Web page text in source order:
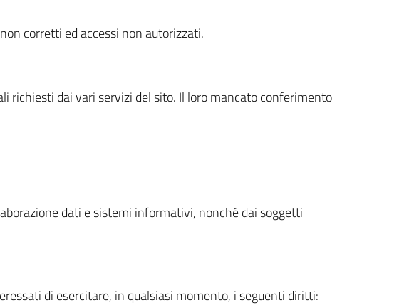
corretti ed accessi non autorizzati.
richiesti dai vari servizi del sito. Il loro mancato conferimento
dati e sistemi informativi, nonché dai soggetti
di esercitare, in qualsiasi momento, i seguenti diritti: